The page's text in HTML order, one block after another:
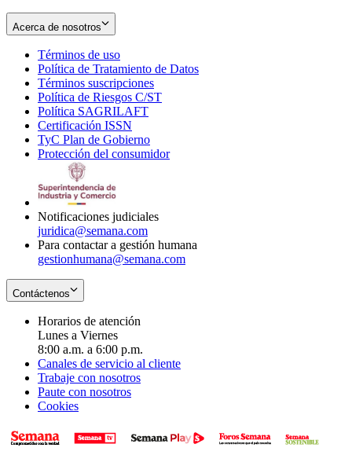
Acerca de nosotros
Términos de uso
in
new
window
Política de Tratamiento de Datos
Términos suscripciones
in
Política de Riesgos C/ST
Política SAGRILAFT
new
window
Certificación ISSN
in
new
TyC Plan de Gobierno
in
Protección del consumidorOpens
Notificaciones judiciales
juridica@semana.com
Para contactar a gestión humana
gestionhumana@semana.com
Contáctenos
Horarios de atención
Lunes a Viernes
8:00 a.m. a 6:00 p.m.
Canales de servicio al cliente
Trabaje con nosotros
Paute con nosotros
Cookies